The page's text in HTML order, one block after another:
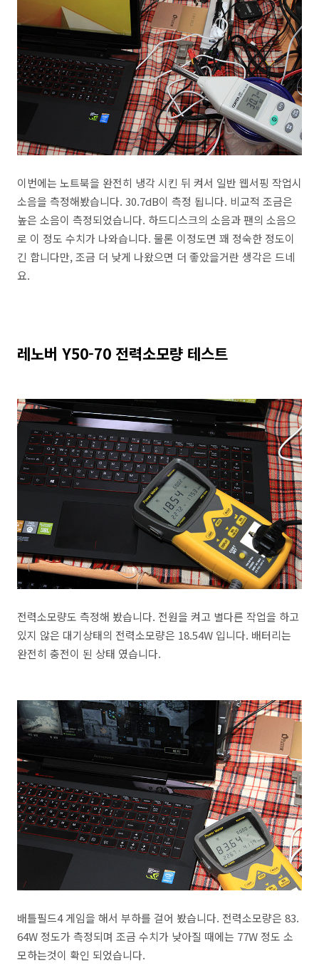
이번에는 노트북을 완전히 냉각 시킨 뒤 켜서 일반 웹서핑 작업시
소음을 측정해봤습니다. 30.7dB이 측정 됩니다. 비교적 조금은
높은 소음이 측정되었습니다. 하드디스크의 소음과 팬의 소음으
로 이 정도 수치가 나와습니다. 물론 이정도면 꽤 정숙한 정도이
긴 합니다만, 조금 더 낮게 나왔으면 더 좋았을거란 생각은 드네
요.
레노버 Y50-70 전력소모량 테스트
전력소모량도 측정해 봤습니다. 전원을 켜고 별다른 작업을 하고
있지 않은 대기상태의 전력소모량은 18.54W 입니다. 배터리는
완전히 충전이 된 상태 였습니다.
배틀필드4 게임을 해서 부하를 걸어 봤습니다. 전력소모량은 83.
64W 정도가 측정되며 조금 수치가 낮아질 때에는 77W 정도 소
모하는것이 확인 되었습니다.